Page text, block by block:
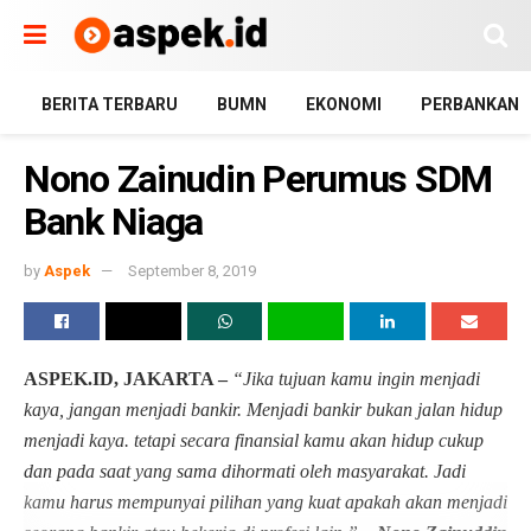
BERITA TERBARU BUMN EKONOMI PERBANKAN
Nono Zainudin Perumus SDM
Bank Niaga
by Aspek September 8, 2019
ASPEK.ID, JAKARTA – “Jika tujuan kamu ingin menjadi
kaya, jangan menjadi bankir. Menjadi bankir bukan jalan hidup
menjadi kaya. tetapi secara finansial kamu akan hidup cukup
dan pada saat yang sama dihormati oleh masyarakat. Jadi
kamu harus mempunyai pilihan yang kuat apakah akan menjadi